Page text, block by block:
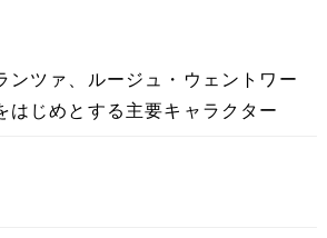
ンツァ、ルージュ・ウェントワー
はじめとする主要キャラクター